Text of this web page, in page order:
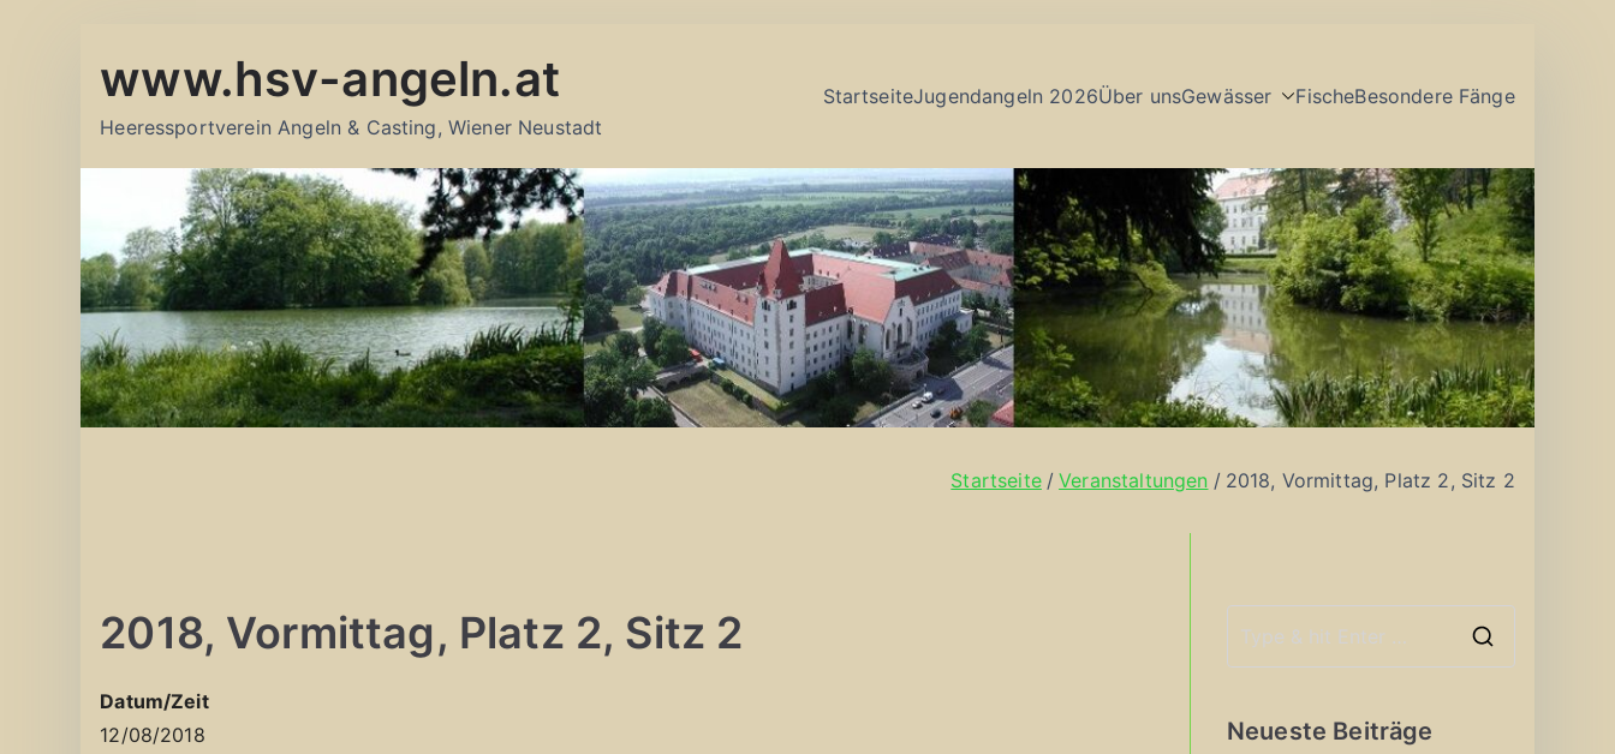
Inhalt
www.hsv-angeln.at
Heeressportverein Angeln & Casting, Wiener Neustadt
StartseiteJugendangeln 2026Über unsGewässer FischeBesondere Fänge
Startseite Veranstaltungen 2018, Vormittag, Platz 2, Sitz 2
2018, Vormittag, Platz 2, Sitz 2
Datum/Zeit
12/08/2018
Neueste Beiträge